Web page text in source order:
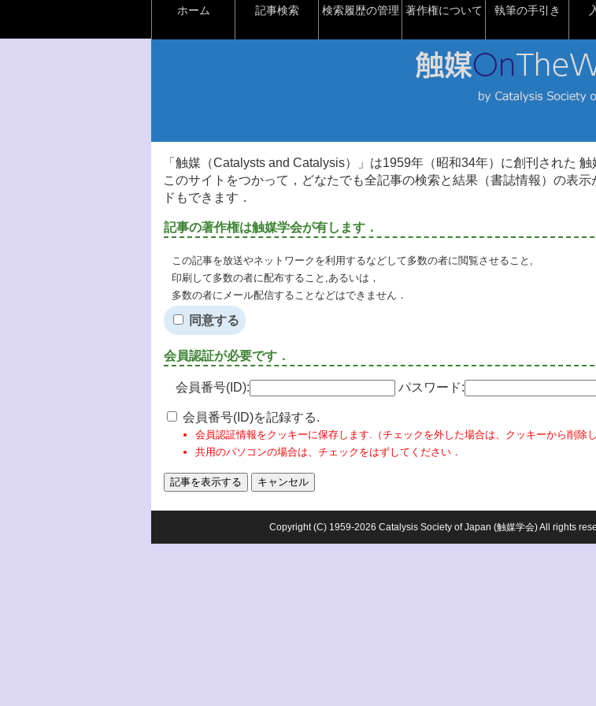
ホーム 記事検索 検索履歴の管理 著作権について 執筆の手引き
「触媒（Catalysts and Catalysis）」は1959年（昭和34年）に創刊された 触
このサイトをつかって，どなたでも全記事の検索と結果（書誌情報）の表
ドもできます．
記事の著作権は触媒学会が有します．
この記事を放送やネットワークを利用するなどして多数の者に閲覧させること,
印刷して多数の者に配布すること,あるいは，
多数の者にメール配信することなどはできません．
同意する
会員認証が必要です．
会員番号(ID): パスワード:
会員番号(ID)を記録する.
会員認証情報をクッキーに保存します.（チェックを外した場合は、クッキーから削除し
共用のパソコンの場合は、チェックをはずしてください．
Copyright (C) 1959-2026 Catalysis Society of Japan (触媒学会) All rights